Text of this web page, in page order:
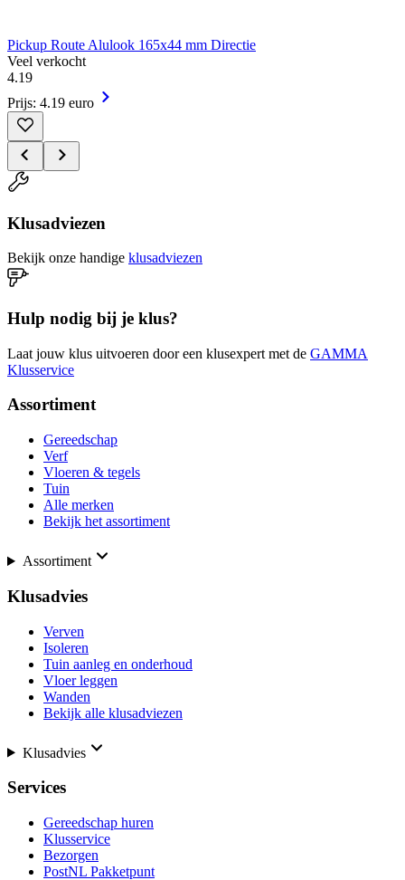
Pickup Route Alulook 165x44 mm Directie
Veel verkocht
4.19
Prijs: 4.19 euro
Klusadviezen
Bekijk onze handige klusadviezen
Hulp nodig bij je klus?
Laat jouw klus uitvoeren door een klusexpert met de GAMMA
Klusservice
Assortiment
Gereedschap
Verf
Vloeren & tegels
Tuin
Alle merken
Bekijk het assortiment
Assortiment
Klusadvies
Verven
Isoleren
Tuin aanleg en onderhoud
Vloer leggen
Wanden
Bekijk alle klusadviezen
Klusadvies
Services
Gereedschap huren
Klusservice
Bezorgen
PostNL Pakketpunt